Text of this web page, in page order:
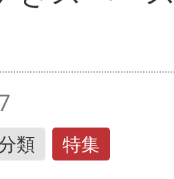
類 特集